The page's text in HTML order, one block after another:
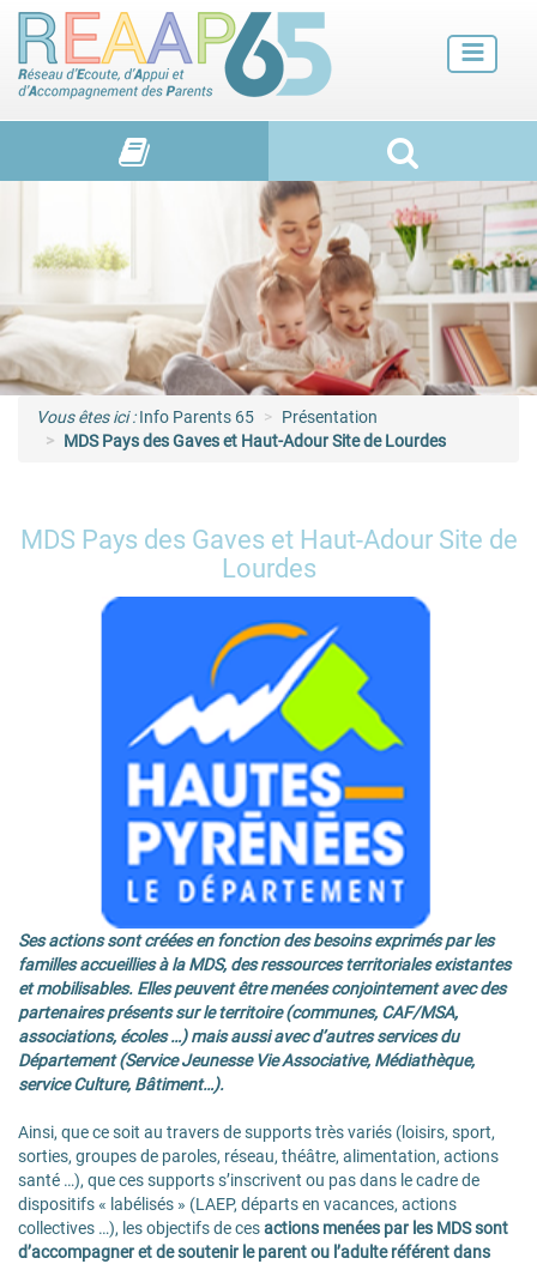
Petite enfance
Enfance
Adolescence et jeunes adultes
Vie de familles
Vous êtes ici :Info Parents 65
Présentation
MDS Pays des Gaves et Haut-Adour Site de Lourdes
MDS Pays des Gaves et Haut-Adour Site de
Lourdes
Ses actions sont créées en fonction des besoins exprimés par les
familles accueillies à la MDS, des ressources territoriales existantes
et mobilisables. Elles peuvent être menées conjointement avec des
partenaires présents sur le territoire (communes, CAF/MSA,
associations, écoles …) mais aussi avec d’autres services du
Département (Service Jeunesse Vie Associative, Médiathèque,
service Culture, Bâtiment…).
Ainsi, que ce soit au travers de supports très variés (loisirs, sport,
sorties, groupes de paroles, réseau, théâtre, alimentation, actions
santé …), que ces supports s’inscrivent ou pas dans le cadre de
dispositifs « labélisés » (LAEP, départs en vacances, actions
collectives …), les objectifs de cesactions menées par les MDS sont
d’accompagner et de soutenir le parent ou l’adulte référent dans